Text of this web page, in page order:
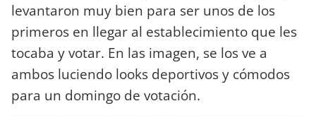
levantaron muy bien para ser unos de los
primeros en llegar al establecimiento que les
tocaba y votar. En las imagen, se los ve a
ambos luciendo looks deportivos y cómodos
para un domingo de votación.